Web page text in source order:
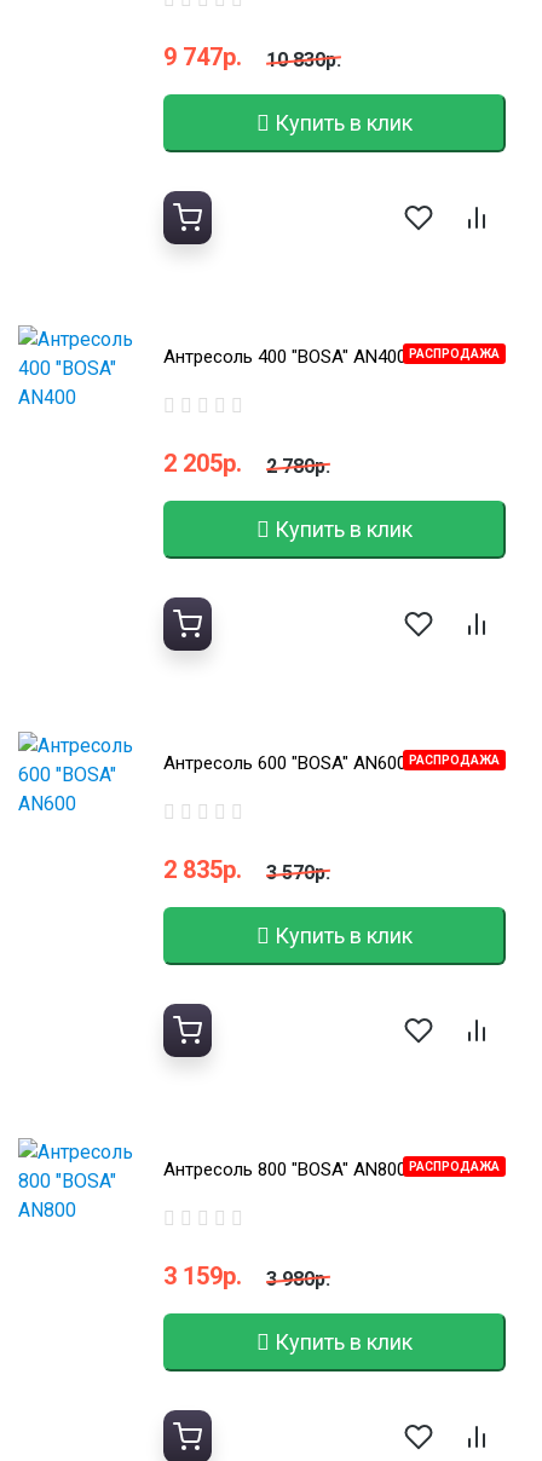
9 747р. 10 830р.
Купить в клик
РАСПРОДАЖА
Антресоль 400 "BOSA" AN400
2 205р. 2 780р.
Купить в клик
РАСПРОДАЖА
Антресоль 600 "BOSA" AN600
2 835р. 3 570р.
Купить в клик
РАСПРОДАЖА
Антресоль 800 "BOSA" AN800
3 159р. 3 980р.
Купить в клик